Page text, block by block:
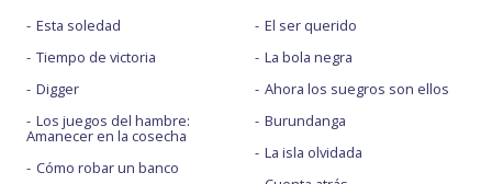
Esta soledad
Tiempo de victoria
Digger
Los juegos del hambre:
Amanecer en la cosecha
Cómo robar un banco
El ser querido
La bola negra
Ahora los suegros son ellos
Burundanga
La isla olvidada